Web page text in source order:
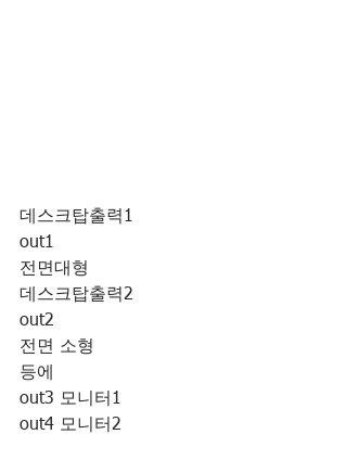
데스크탑출력1
out1
전면대형
데스크탑출력2
out2
전면 소형
등에
out3 모니터1
out4 모니터2